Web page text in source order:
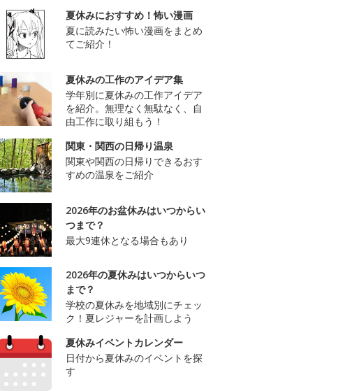
夏休みにおすすめ！怖い漫画
夏に読みたい怖い漫画をまとめ
てご紹介！
夏休みの工作のアイデア集
学年別に夏休みの工作アイデア
を紹介。無理なく無駄なく、自
由工作に取り組もう！
関東・関西の日帰り温泉
関東や関西の日帰りできるおす
すめの温泉をご紹介
2026年のお盆休みはいつからい
つまで？
最大9連休となる場合もあり
2026年の夏休みはいつからいつ
まで？
学校の夏休みを地域別にチェッ
ク！夏レジャーを計画しよう
夏休みイベントカレンダー
日付から夏休みのイベントを探
す